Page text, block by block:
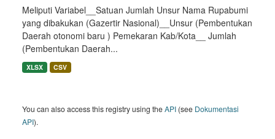
Meliputi Variabel__Satuan Jumlah Unsur Nama Rupabumi
yang dibakukan (Gazertir Nasional)__Unsur (Pembentukan
Daerah otonomi baru ) Pemekaran Kab/Kota__ Jumlah
(Pembentukan Daerah...
XLSX CSV
You can also access this registry using theAPI (see Dokumentasi
API).